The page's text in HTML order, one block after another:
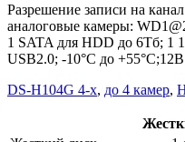
Разрешение записи на
аналоговые камеры:
1 SATA для HDD до 6Тб; 1
USB2.0; -10°C до
DS-H104G 4-х, до 4 камер,